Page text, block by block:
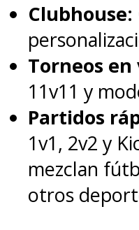
Clubhouse:
Torneos en
11v11 y
Partidos
1v1, 2v2 y
mezclan
otros